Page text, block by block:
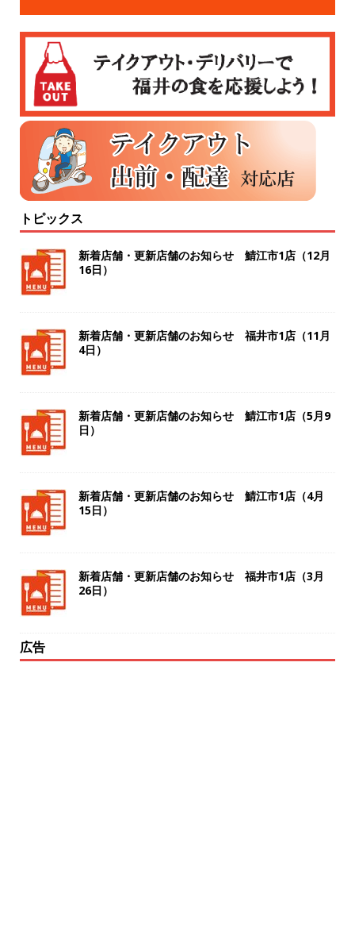
トピックス
新着店舗・更新店舗のお知らせ 鯖江市1店（12月
16日）
新着店舗・更新店舗のお知らせ 福井市1店（11月
4日）
新着店舗・更新店舗のお知らせ 鯖江市1店（5月9
日）
新着店舗・更新店舗のお知らせ 鯖江市1店（4月
15日）
新着店舗・更新店舗のお知らせ 福井市1店（3月
26日）
広告